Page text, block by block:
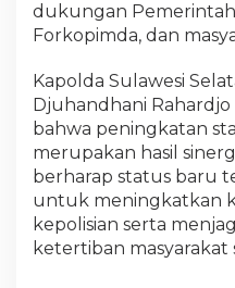
dukungan
Forkopimda, dan
Kapolda Sulawesi
Djuhandhani
bahwa peningkatan
merupakan hasil
berharap status baru
untuk meningkatkan
kepolisian serta
ketertiban masyarakat